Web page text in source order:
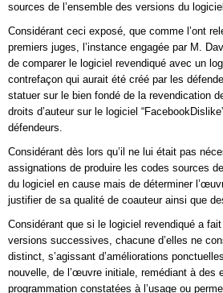
sources de l’ensemble des versions du
Considérant ceci exposé, que comme l’ont
premiers juges, l’instance engagée par M.
de comparer le logiciel revendiqué avec un
contrefaçon qui aurait été créé par les
statuer sur le bien fondé de la revendication
droits d’auteur sur le logiciel
défendeurs.
Considérant dès lors qu’il ne lui était pas
assignations de produire les codes sources
du logiciel en cause mais de déterminer
justifier de sa qualité de coauteur ainsi que
Considérant que si le logiciel revendiqué a fait
versions successives, chacune d’elles ne
distinct, s’agissant d’améliorations
nouvelle, de l’œuvre initiale, remédiant à des
programmation constatées à l’usage ou